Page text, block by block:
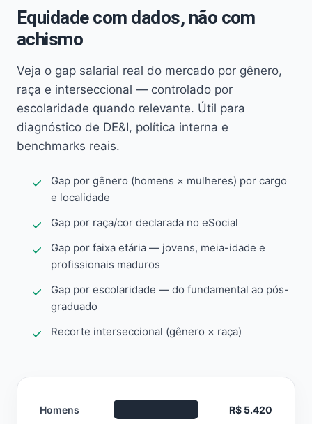
Equidade com dados, não com
achismo
Veja o gap salarial real do mercado por gênero,
raça e interseccional — controlado por
escolaridade quando relevante. Útil para
diagnóstico de DE&I, política interna e
benchmarks reais.
Gap por gênero (homens × mulheres) por cargo
e localidade
Gap por raça/cor declarada no eSocial
Gap por faixa etária — jovens, meia-idade e
profissionais maduros
Gap por escolaridade — do fundamental ao pós-
graduado
Recorte interseccional (gênero × raça)
Homens R$ 5.420